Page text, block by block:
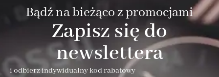
Bądź na bieżąco z promocjami
Zapisz się do
newslettera
i odbierz indywidualny kod rabatowy